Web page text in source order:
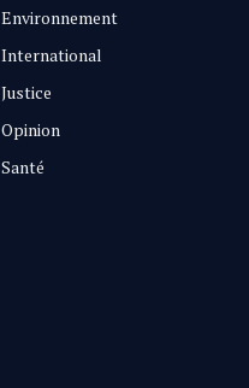
Environnement
International
Justice
Opinion
Santé